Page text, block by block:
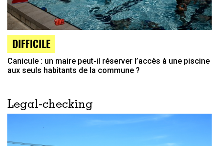
DIFFICILE
Canicule : un maire peut-il réserver l’accès à une piscine
aux seuls habitants de la commune ?
Legal-checking